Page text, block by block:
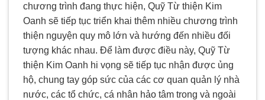
chương trình đang thực hiện, Quỹ Từ thiện Kim
Oanh sẽ tiếp tục triển khai thêm nhiều chương trình
thiện nguyện quy mô lớn và hướng đến nhiều đối
tượng khác nhau. Để làm được điều này, Quỹ Từ
thiện Kim Oanh hi vọng sẽ tiếp tục nhận được ủng
hộ, chung tay góp sức của các cơ quan quản lý nhà
nước, các tổ chức, cá nhân hảo tâm trong và ngoài